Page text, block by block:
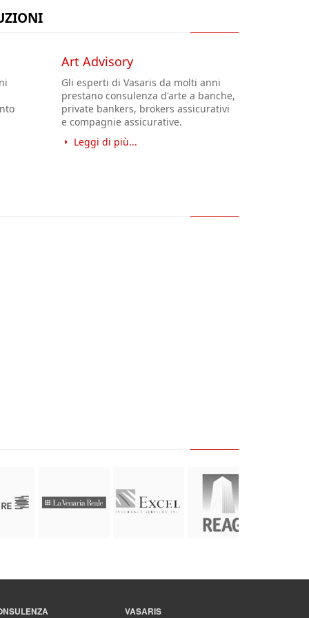
Art Advisory
Gli esperti di Vasaris da molti anni
prestano consulenza d'arte a banche,
private bankers, brokers assicurativi
e compagnie assicurative.
Leggi di più...
VASARIS